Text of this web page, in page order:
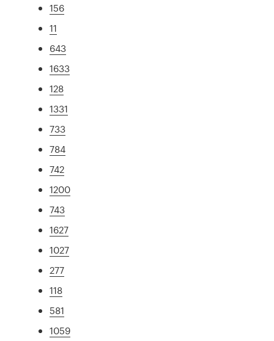
156
11
643
1633
128
1331
733
784
742
1200
743
1627
1027
277
118
581
1059